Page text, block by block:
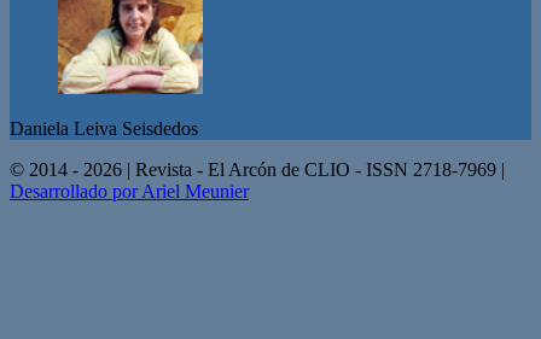
Daniela Leiva Seisdedos
© 2014 - 2026 | Revista - El Arcón de CLIO - ISSN 2718-7969 |
Desarrollado por Ariel Meunier